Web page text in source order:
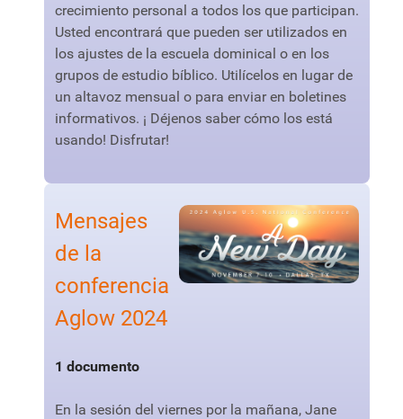
crecimiento personal a todos los que participan.
Usted encontrará que pueden ser utilizados en
los ajustes de la escuela dominical o en los
grupos de estudio bíblico. Utilícelos en lugar de
un altavoz mensual o para enviar en boletines
informativos. ¡ Déjenos saber cómo los está
usando! Disfrutar!
Mensajes
de la
conferencia
Aglow 2024
1 documento
En la sesión del viernes por la mañana, Jane